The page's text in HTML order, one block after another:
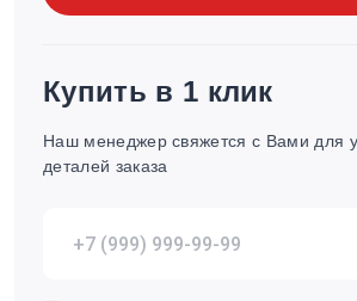
Купить в 1 клик
Наш менеджер свяжется с Вами для
деталей заказа